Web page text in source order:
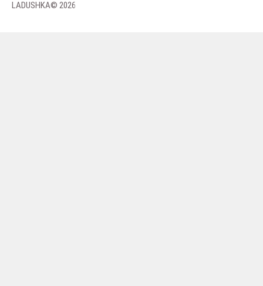
LADUSHKA© 2026